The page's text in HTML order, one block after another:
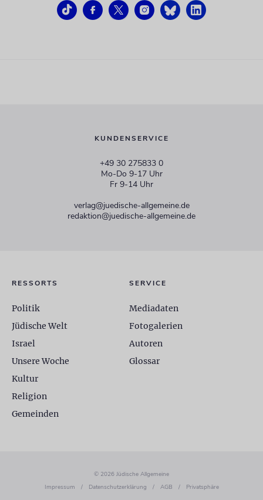
KUNDENSERVICE
+49 30 275833 0
Mo-Do 9-17 Uhr
Fr 9-14 Uhr
verlag@juedische-allgemeine.de
redaktion@juedische-allgemeine.de
RESSORTS
Politik
Jüdische Welt
Israel
Unsere Woche
Kultur
Religion
Gemeinden
SERVICE
Mediadaten
Fotogalerien
Autoren
Glossar
© 2026 Jüdische Allgemeine
Impressum
/ Datenschutzerklärung / AGB / Privatsphäre